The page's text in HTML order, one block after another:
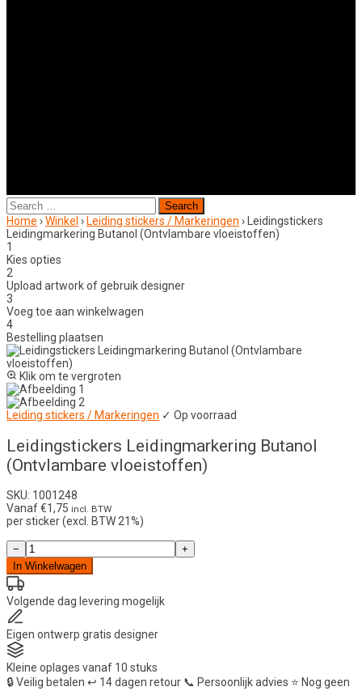
Search
for:
Home ›Winkel › Leiding stickers / Markeringen › Leidingstickers
Leidingmarkering Butanol (Ontvlambare vloeistoffen)
1
Kies opties
2
Upload artwork of gebruik designer
3
Voeg toe aan winkelwagen
4
Bestelling plaatsen
Klik om te vergroten
Leiding stickers / Markeringen ✓ Op voorraad
Leidingstickers Leidingmarkering Butanol
(Ontvlambare vloeistoffen)
SKU: 1001248
Vanaf€1,75 incl. BTW
per sticker (excl. BTW 21%)
Leidingstickers
Leidingmarkering
Butanol
(Ontvlambare
vloeistoffen)
aantal
−
+
In Winkelwagen
Volgende dag levering mogelijk
Eigen ontwerp gratis designer
Kleine oplages vanaf 10 stuks
🔒Veilig betalen ↩️ 14 dagen retour 📞 Persoonlijk advies ⭐ Nog geen